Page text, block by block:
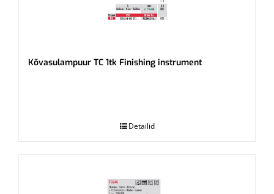
Kõvasulampuur TC 1tk Finishing instrument
Detailid